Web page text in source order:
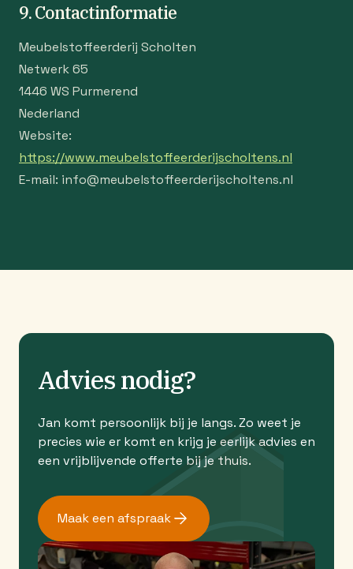
9. Contactinformatie
Meubelstoffeerderij Scholten
Netwerk 65
1446 WS Purmerend
Nederland
Website:
https://www.meubelstoffeerderijscholtens.nl
E-mail: info@meubelstoffeerderijscholtens.nl
Advies nodig?
Jan komt persoonlijk bij je langs. Zo weet je
precies wie er komt en krijg je eerlijk advies en
een vrijblijvende offerte bij je thuis.
Maak een afspraak